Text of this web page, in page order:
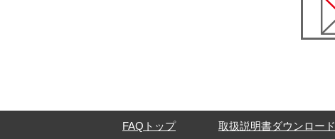
FAQトップ 取扱説明書ダウンロード